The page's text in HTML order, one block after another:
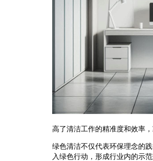
高了清洁工作的精准度和效率
绿色清洁不仅代表环保理念的
入绿色行动，形成行业内的示